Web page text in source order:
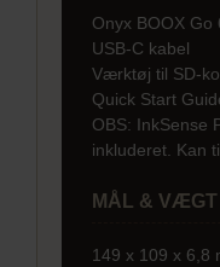
Onyx BOOX
USB-C kabel
Værktøj til SD-
Quick Start
OBS: InkSense
inkluderet. Kan
MÅL & VÆGT
149 x 109 x 6,8